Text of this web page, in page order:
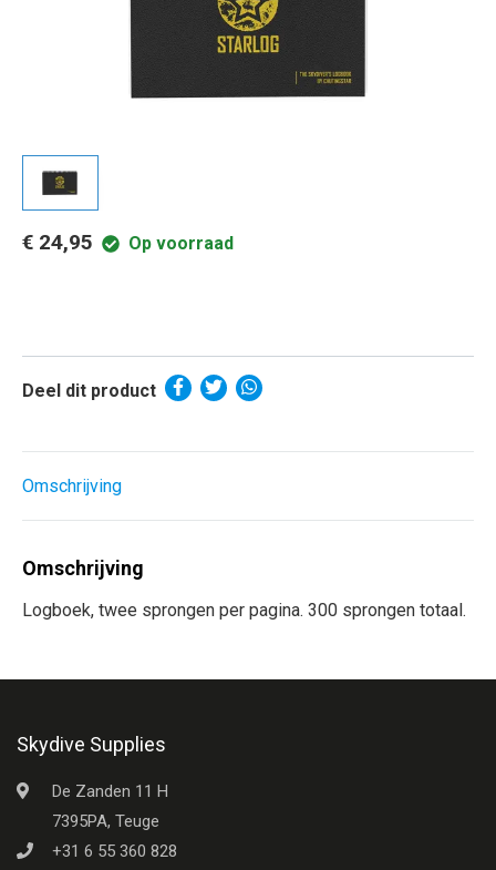
€ 24,95 Op voorraad
Deel dit product
Omschrijving
Omschrijving
Logboek, twee sprongen per pagina. 300 sprongen totaal.
Skydive Supplies
De Zanden 11 H
7395PA, Teuge
+31 6 55 360 828